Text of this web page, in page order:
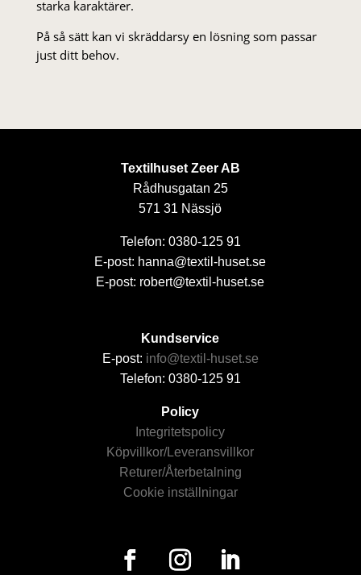
starka karaktärer.
På så sätt kan vi skräddarsy en lösning som passar
just ditt behov.
Textilhuset Zeer AB
Rådhusgatan 25
571 31 Nässjö
Telefon: 0380-125 91
E-post: hanna@textil-huset.se
E-post: robert@textil-huset.se
Kundservice
E-post: info@textil-huset.se
Telefon: 0380-125 91
Policy
Integritetspolicy
Köpvillkor/Leveransvillkor
Returer/Återbetalning
Cookie inställningar